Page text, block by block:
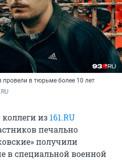
в тюрьме более 10 лет
из 161.RU
печально
получили
в специальной военной